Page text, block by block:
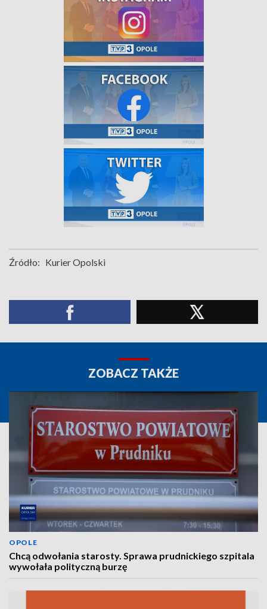
Źródło: Kurier Opolski
ZOBACZ TAKŻE
OPOLE
Chcą odwołania starosty. Sprawa prudnickiego szpitala
wywołała polityczną burzę